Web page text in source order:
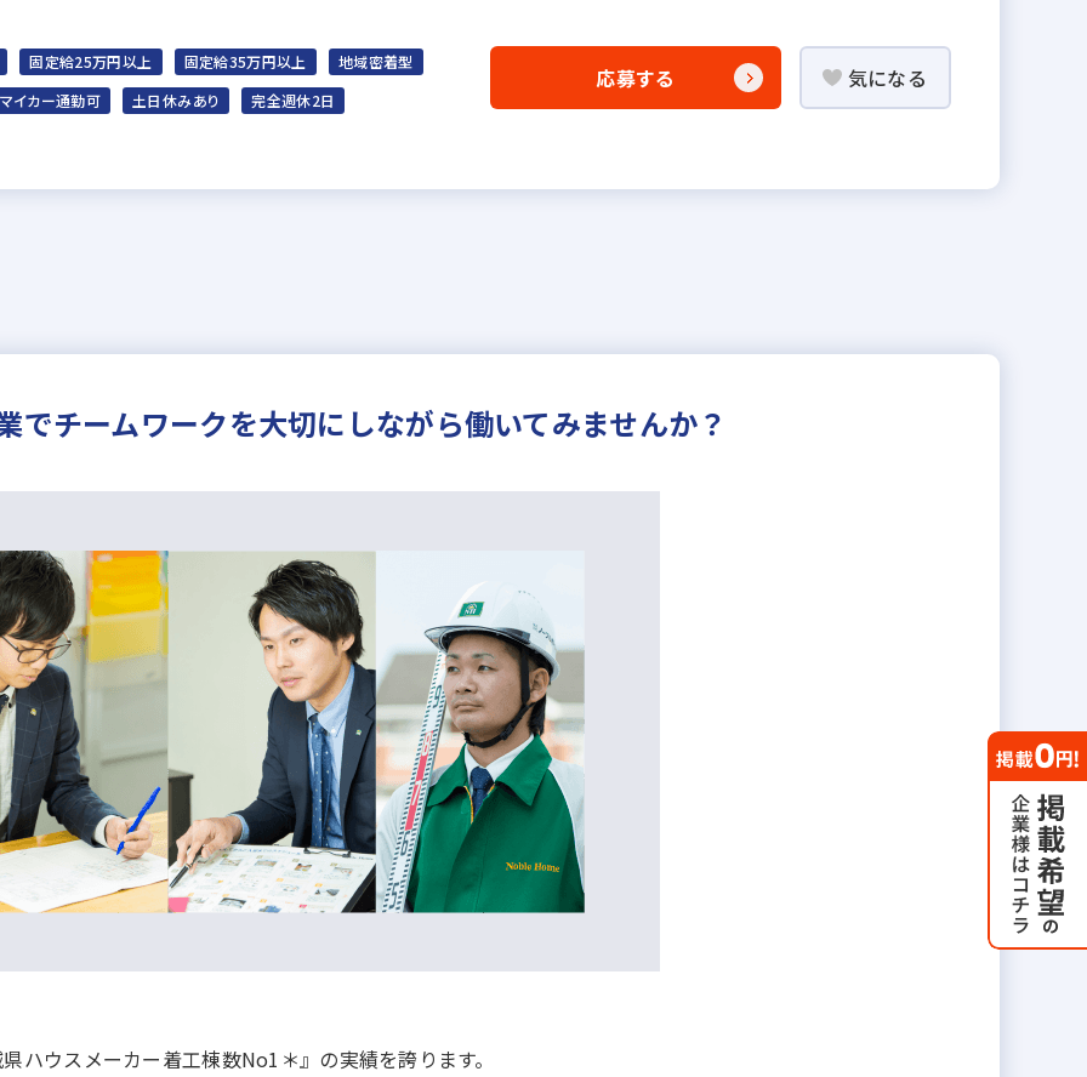
固定給25万円以上 固定給35万円以上
地域密着型
マイカー通勤可
土日休みあり 完全週休2日
応募する 気になる
でチームワークを大切にしながら働いてみませんか？
ハウスメーカー着工棟数No1＊』の実績を誇ります。